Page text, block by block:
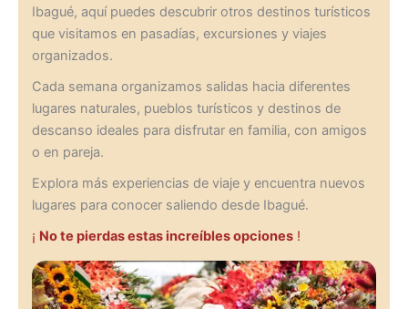
Ibagué, aquí puedes descubrir otros destinos turísticos
que visitamos en pasadías, excursiones y viajes
organizados.
Cada semana organizamos salidas hacia diferentes
lugares naturales, pueblos turísticos y destinos de
descanso ideales para disfrutar en familia, con amigos
o en pareja.
Explora más experiencias de viaje y encuentra nuevos
lugares para conocer saliendo desde Ibagué.
¡ No te pierdas estas increíbles opciones!